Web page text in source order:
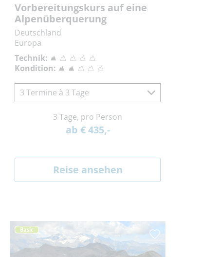
Vorbereitungskurs auf eine
Alpenüberquerung
Deutschland
Europa
Technik:
Kondition:
3 Termine à 3 Tage
3 Tage, pro Person
ab € 435,-
Reise ansehen